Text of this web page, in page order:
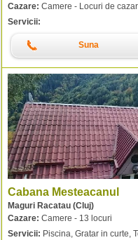
Cazare: Camere - Locuri de
Servicii:
Suna
Cabana Mesteacanul
Maguri Racatau (Cluj)
Cazare: Camere - 13 locuri
Servicii: Piscina, Gratar in curte,